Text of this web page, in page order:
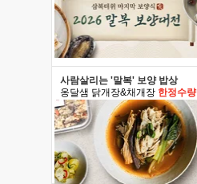
사람살리는 '말복' 보양 밥상
옹달샘 닭개장&채개장 한정수량